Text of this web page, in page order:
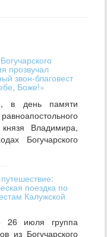
прозвучал
звон-благовест
Боже!»
в день памяти
князя Владимира,
Богучарского
поездка по
Калужской
июля группа
из Богучарского